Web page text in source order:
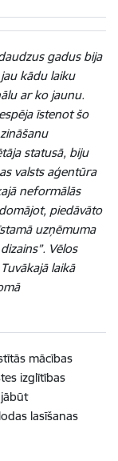
gadus bija
kādu laiku
ar ko jaunu.
īstenot šo
statusā, biju
valsts aģentūra
neformālās
piedāvāto
uzņēmuma
Vēlos
laikā
mācības
izglītības
lasīšanas